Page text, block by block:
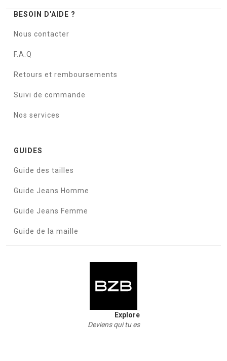
BESOIN D'AIDE ?
Nous contacter
F.A.Q
Retours et remboursements
Suivi de commande
Nos services
GUIDES
Guide des tailles
Guide Jeans Homme
Guide Jeans Femme
Guide de la maille
Explore
Deviens qui tu es